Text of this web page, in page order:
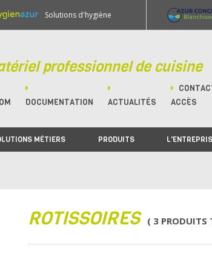
Solutions d'hygiène
professionnel de cuisine
DOCUMENTATION ACTUALITÉS
ACCÈS
MÉTIERS PRODUITS
ROTISSOIRES ( 3 PRODUITS